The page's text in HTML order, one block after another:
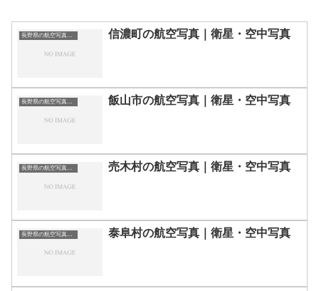
長野県の航空写真・空中写真 信濃町の航空写真｜衛星・空中写真
長野県の航空写真・空中写真 飯山市の航空写真｜衛星・空中写真
長野県の航空写真・空中写真 売木村の航空写真｜衛星・空中写真
長野県の航空写真・空中写真 泰阜村の航空写真｜衛星・空中写真